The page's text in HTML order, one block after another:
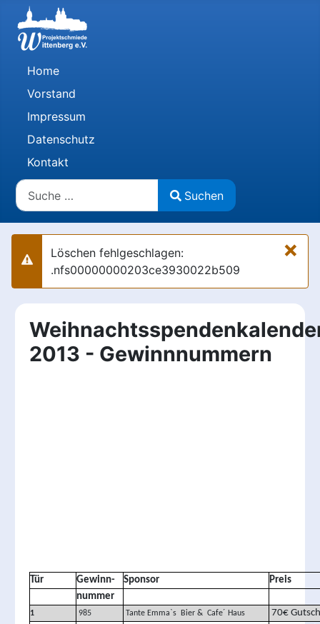
Home
Vorstand
Impressum
Datenschutz
Kontakt
Suchen
Type 2 or more characters for results.
Suchen
×
Warnung
Löschen fehlgeschlagen:
.nfs00000000203ce3930022b509
2013 - Gewinnnummern
Tür Gewinn- Sponsor
Preis
nummer
1 985 Tante Emma`s Bier & Cafe´ Haus 70€